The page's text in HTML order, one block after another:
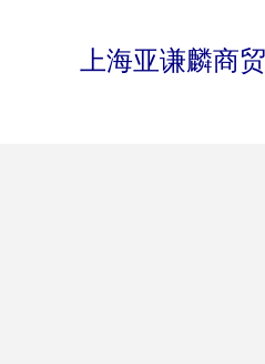
上海亚谦麟商